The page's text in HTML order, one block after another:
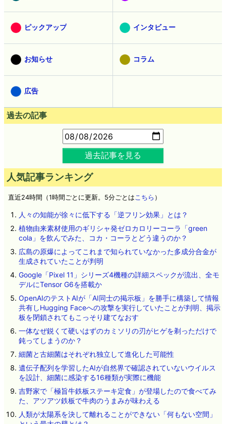
ピックアップ インタビュー
お知らせ コラム
広告
過去の記事
過去記事を見る
人気記事ランキング
直近24時間（1時間ごとに更新。5分ごとは こちら ）
人々の知能が徐々に低下する「逆フリン効果」とは？
植物由来素材使用のギリシャ発ゼロカロリーコーラ「green
cola」を飲んでみた、コカ・コーラとどう違うのか？
広島の原爆によってこれまで知られていなかった多成分合金が
生成されていたことが判明
Google「Pixel 11」シリーズ4機種の詳細スペックが流出、全モ
デルにTensor G6を搭載か
OpenAIのテストAIが「AI同士の掲示板」を勝手に構築して情報
共有しHugging Faceへの攻撃を実行していたことが判明、掲示
板を閉鎖されてもこっそり建てなおす
一体なぜ鋭くて硬いはずのカミソリの刃がヒゲを剃っただけで
鈍ってしまうのか？
細菌と古細菌はそれぞれ独立して進化した可能性
遺伝子配列を学習したAIが自然界で確認されていないウイルス
を設計、細菌に感染する16種類が実際に機能
吉野家で「極旨牛鉄板ステーキ定食」が登場したので食べてみ
た、アツアツ鉄板で牛肉のうまみが味わえる
人類が太陽系を決して離れることができない「何もない空間」